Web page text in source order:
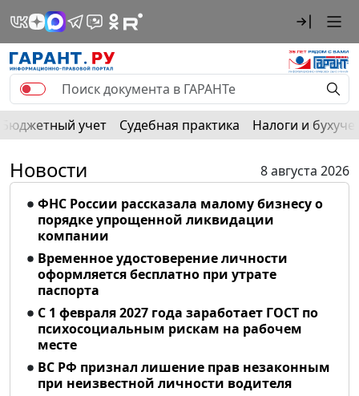
Бюджетный учет Судебная практика Налоги и
Новости
8 августа 2026
ФНС России рассказала малому бизнесу о
порядке упрощенной ликвидации
компании
Временное удостоверение личности
оформляется бесплатно при утрате
паспорта
С 1 февраля 2027 года заработает ГОСТ по
психосоциальным рискам на рабочем
месте
ВС РФ признал лишение прав незаконным
при неизвестной личности водителя